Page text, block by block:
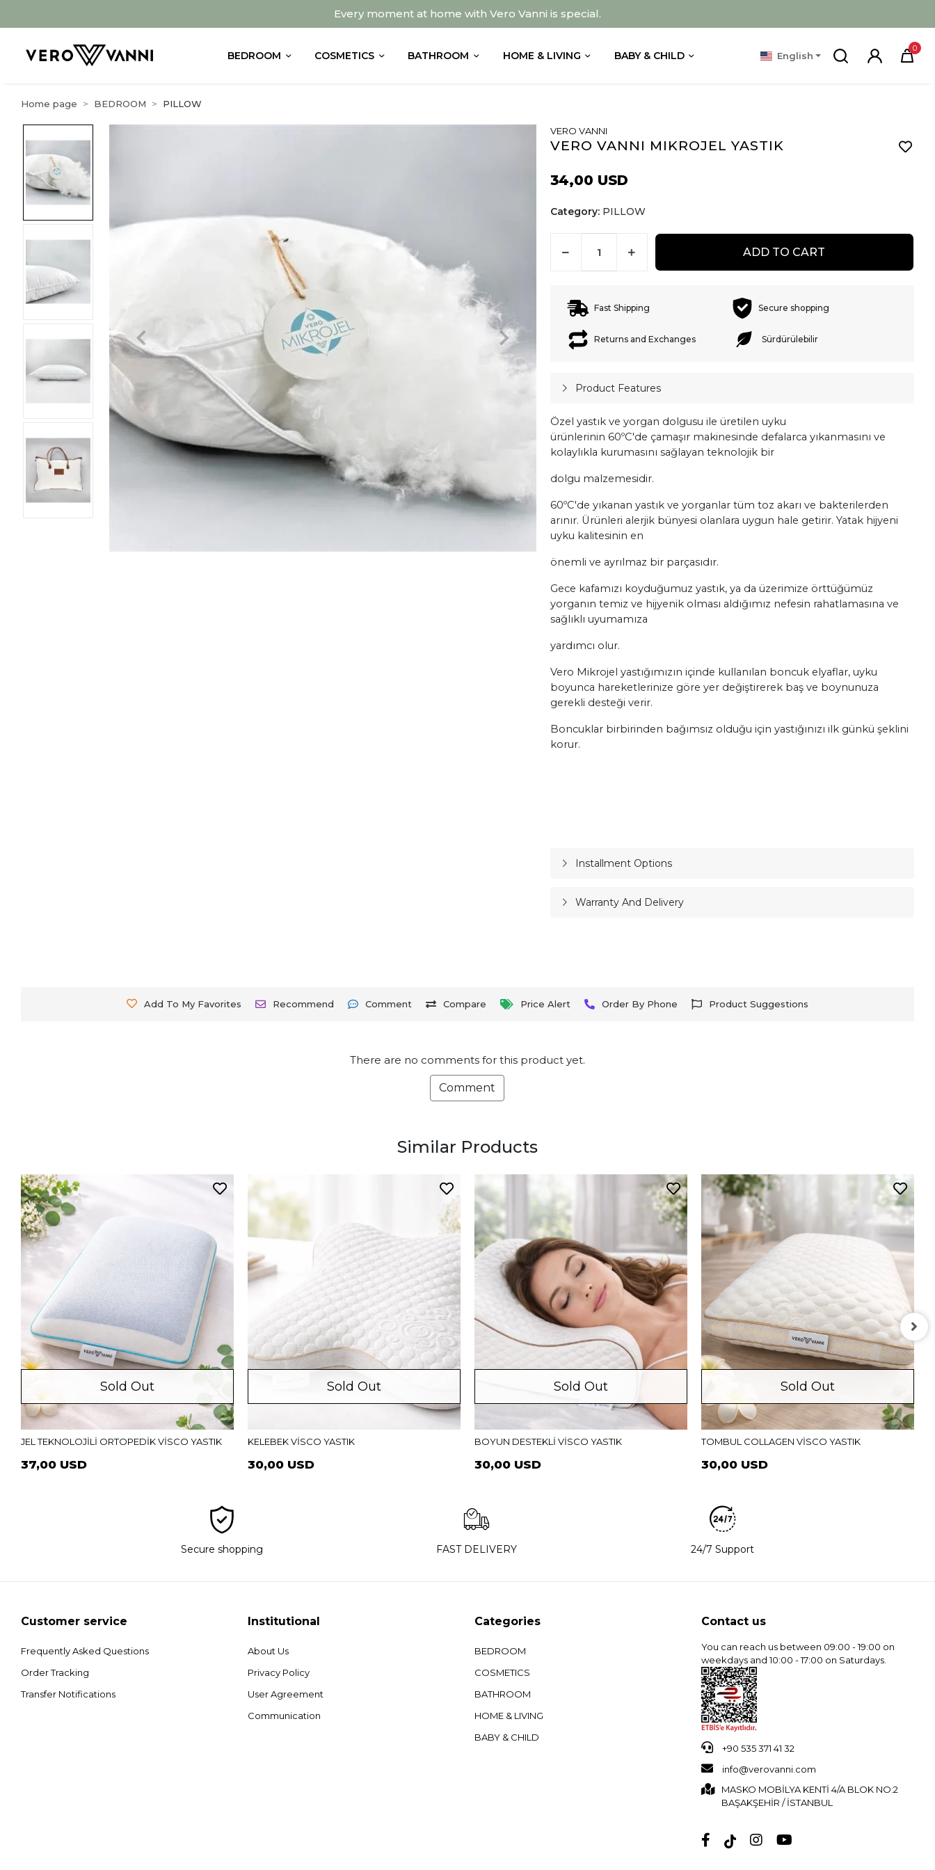
Every moment at home with Vero Vanni is special.
BEDROOM COSMETICS BATHROOM HOME & LIVING BABY & CHILD English
0
Home page BEDROOM PILLOW
VERO VANNI
VERO VANNI MIKROJEL YASTIK
34,00 USD
Category: PILLOW
ADD TO CART
Fast Shipping Secure shopping
Returns and Exchanges Sürdürülebilir
Product Features
Özel yastık ve yorgan dolgusu ile üretilen uyku
ürünlerinin 60ºC'de çamaşır makinesinde defalarca yıkanmasını ve
kolaylıkla kurumasını sağlayan teknolojik bir
dolgu malzemesidir.
60ºC'de yıkanan yastık ve yorganlar tüm toz akarı ve bakterilerden
arınır. Ürünleri alerjik bünyesi olanlara uygun hale getirir. Yatak hijyeni
uyku kalitesinin en
önemli ve ayrılmaz bir parçasıdır.
Gece kafamızı koyduğumuz yastık, ya da üzerimize örttüğümüz
yorganın temiz ve hijyenik olması aldığımız nefesin rahatlamasına ve
sağlıklı uyumamıza
yardımcı olur.
Vero Mikrojel yastığımızın içinde kullanılan boncuk elyaflar, uyku
boyunca hareketlerinize göre yer değiştirerek baş ve boynunuza
gerekli desteği verir.
Boncuklar birbirinden bağımsız olduğu için yastığınızı ilk günkü şeklini
korur.
Installment Options
Warranty And Delivery
Add To My Favorites Recommend Comment Compare Price Alert Order By Phone Product Suggestions
There are no comments for this product yet.
Comment
Similar Products
Sold Out
JEL TEKNOLOJİLİ ORTOPEDİK VİSCO YASTIK
37,00 USD
Sold Out
KELEBEK VİSCO YASTIK
30,00 USD
Sold Out
BOYUN DESTEKLİ VİSCO YASTIK
30,00 USD
Sold Out
TOMBUL COLLAGEN VİSCO YASTIK
30,00 USD
Secure shopping FAST DELIVERY 24/7 Support
Customer service
Frequently Asked Questions
Order Tracking
Transfer Notifications
Institutional
About Us
Privacy Policy
User Agreement
Communication
Categories
BEDROOM
COSMETICS
BATHROOM
HOME & LIVING
BABY & CHILD
Contact us
You can reach us between 09:00 - 19:00 on
weekdays and 10:00 - 17:00 on Saturdays.
+90 535 371 41 32
info@verovanni.com
MASKO MOBİLYA KENTİ 4/A BLOK NO:2
BAŞAKŞEHİR / İSTANBUL